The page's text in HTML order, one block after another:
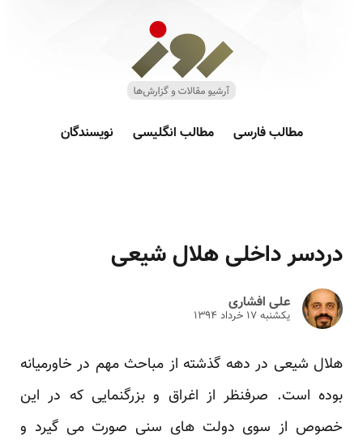
مطالب فارسی مطالب انگلیسی نویسندگان
دردسر داخلی هلال شیعی
علی افشاری
یکشنبه ۱۷ خرداد ۱۳۹۴
هلال شیعی در دهه گذشته از مباحث مهم در خاورمیانه
بوده است. صرفنظر از اغراق و بزرگنمایی که در این
خصوص از سوی دولت های سنی صورت می گیرد و